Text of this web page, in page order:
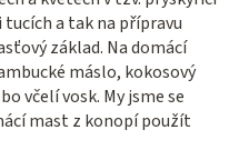
a tak na přípravu
základ. Na domácí
máslo, kokosový
včelí vosk. My jsme se
mast z konopí použít